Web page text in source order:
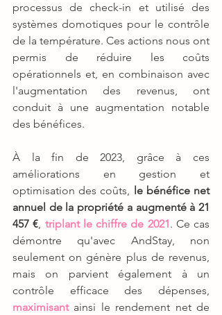
processus de check-in et utilisé des
systèmes domotiques pour le contrôle
de la température. Ces actions nous ont
permis de réduire les coûts
opérationnels et, en combinaison avec
l'augmentation des revenus, ont
conduit à une augmentation notable
des bénéfices.
À la fin de 2023, grâce à ces
améliorations en gestion et
optimisation des coûts, le bénéfice net
annuel de la propriété a augmenté à 21
457 €, triplant le chiffre de 2021. Ce cas
démontre qu'avec AndStay, non
seulement on génère plus de revenus,
mais on parvient également à un
maximisant ainsi le rendement net de